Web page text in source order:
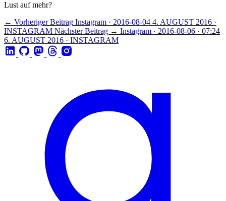
Lust auf mehr?
← Vorheriger Beitrag Instagram · 2016-08-04 4. AUGUST 2016 ·
INSTAGRAM Nächster Beitrag → Instagram · 2016-08-06 · 07:24
6. AUGUST 2016 · INSTAGRAM